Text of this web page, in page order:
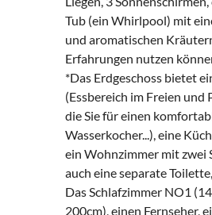
Tub (ein Whirlpool) mit
und aromatischen
Erfahrungen nutzen
*Das Erdgeschoss bietet
(Essbereich im Freien
die Sie für einen
Wasserkocher...), eine
ein Wohnzimmer mit zwei
auch eine separate
Das Schlafzimmer NO1
200cm), einen Fernseher,